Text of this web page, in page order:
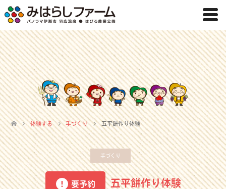
体験する 手づくり 五平餅作り体験
手づくり
要予約 五平餅作り体験